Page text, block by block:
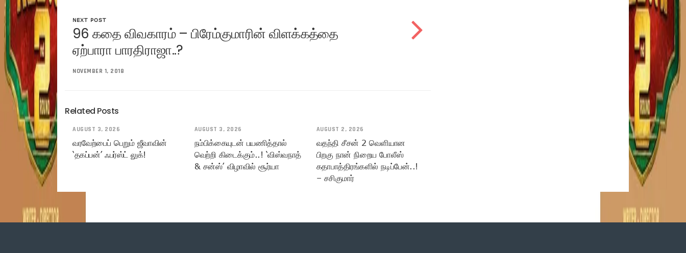
NEXT POST
96 கதை விவகாரம் – பிரேம்குமாரின் விளக்கத்தை
ஏற்பாரா பாரதிராஜா..?
NOVEMBER 1, 2018
Related Posts
AUGUST 3, 2026
வரவேற்பைப் பெறும் ஜீவாவின்
‘தகப்பன்’ ஃபர்ஸ்ட் லுக்!
AUGUST 3, 2026
நம்பிக்கையுடன் பயணித்தால்
வெற்றி கிடைக்கும்..! ‘விஸ்வநாத்
& சன்ஸ்’ விழாவில் சூர்யா
AUGUST 2, 2026
வதந்தி சீசன் 2 வெளியான
பிறகு நான் நிறைய போலீஸ்
கதாபாத்திரங்களில் நடிப்பேன்..!
– சசிகுமார்